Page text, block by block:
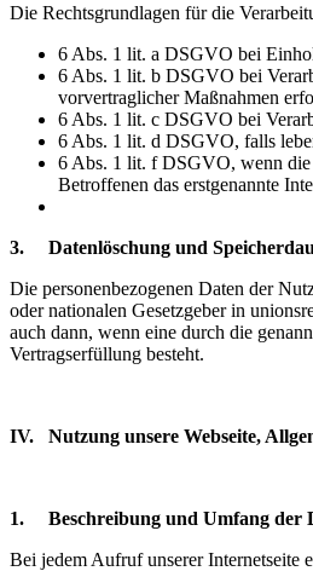
Die Rechtsgrundlagen für die
6 Abs. 1 lit. a DSGVO bei
6 Abs. 1 lit. b DSGVO bei
vorvertraglicher Maßnahmen
6 Abs. 1 lit. c DSGVO bei
6 Abs. 1 lit. d DSGVO, falls
6 Abs. 1 lit. f DSGVO, wenn die
Betroffenen das erstgenannte
3. Datenlöschung und
Die personenbezogenen Daten der
oder nationalen Gesetzgeber in
auch dann, wenn eine durch die
Vertragserfüllung besteht.
IV. Nutzung unsere Webseite,
1. Beschreibung und Umfang der
Bei jedem Aufruf unserer Internetseite